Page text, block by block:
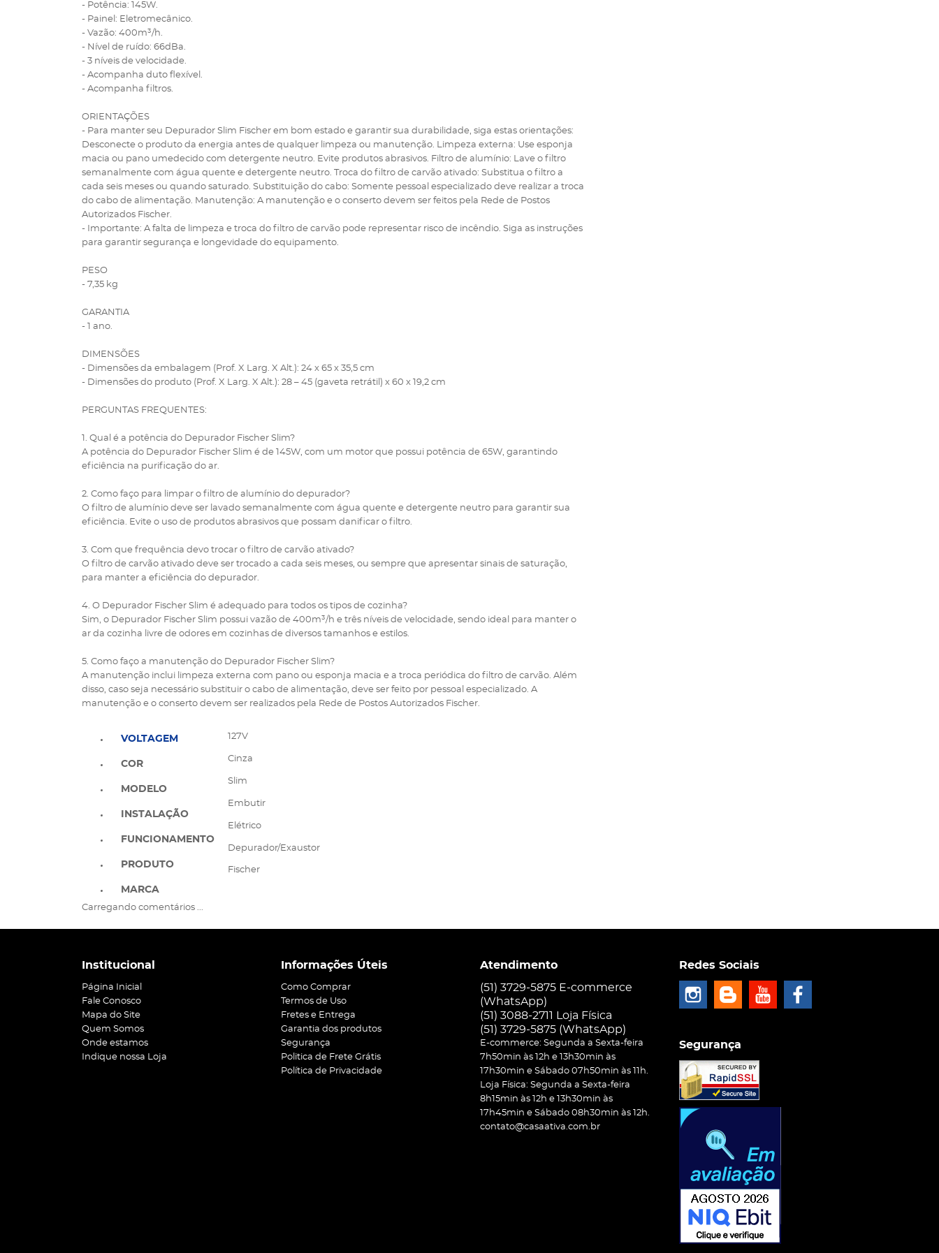
- Potência: 145W.
- Painel: Eletromecânico.
- Vazão: 400m³/h.
- Nível de ruído: 66dBa.
- 3 níveis de velocidade.
- Acompanha duto flexível.
- Acompanha filtros.
ORIENTAÇÕES
- Para manter seu Depurador Slim Fischer em bom estado e garantir sua durabilidade, siga estas orientações:
Desconecte o produto da energia antes de qualquer limpeza ou manutenção. Limpeza externa: Use esponja
macia ou pano umedecido com detergente neutro. Evite produtos abrasivos. Filtro de alumínio: Lave o filtro
semanalmente com água quente e detergente neutro. Troca do filtro de carvão ativado: Substitua o filtro a
cada seis meses ou quando saturado. Substituição do cabo: Somente pessoal especializado deve realizar a troca
do cabo de alimentação. Manutenção: A manutenção e o conserto devem ser feitos pela Rede de Postos
Autorizados Fischer.
- Importante: A falta de limpeza e troca do filtro de carvão pode representar risco de incêndio. Siga as instruções
para garantir segurança e longevidade do equipamento.
PESO
- 7,35 kg
GARANTIA
- 1 ano.
DIMENSÕES
- Dimensões da embalagem (Prof. X Larg. X Alt.): 24 x 65 x 35,5 cm
- Dimensões do produto (Prof. X Larg. X Alt.): 28 – 45 (gaveta retrátil) x 60 x 19,2 cm
PERGUNTAS FREQUENTES:
1. Qual é a potência do Depurador Fischer Slim?
A potência do Depurador Fischer Slim é de 145W, com um motor que possui potência de 65W, garantindo
eficiência na purificação do ar.
2. Como faço para limpar o filtro de alumínio do depurador?
O filtro de alumínio deve ser lavado semanalmente com água quente e detergente neutro para garantir sua
eficiência. Evite o uso de produtos abrasivos que possam danificar o filtro.
3. Com que frequência devo trocar o filtro de carvão ativado?
O filtro de carvão ativado deve ser trocado a cada seis meses, ou sempre que apresentar sinais de saturação,
para manter a eficiência do depurador.
4. O Depurador Fischer Slim é adequado para todos os tipos de cozinha?
Sim, o Depurador Fischer Slim possui vazão de 400m³/h e três níveis de velocidade, sendo ideal para manter o
ar da cozinha livre de odores em cozinhas de diversos tamanhos e estilos.
5. Como faço a manutenção do Depurador Fischer Slim?
A manutenção inclui limpeza externa com pano ou esponja macia e a troca periódica do filtro de carvão. Além
disso, caso seja necessário substituir o cabo de alimentação, deve ser feito por pessoal especializado. A
manutenção e o conserto devem ser realizados pela Rede de Postos Autorizados Fischer.
VOLTAGEM
COR
MODELO
INSTALAÇÃO
FUNCIONAMENTO
PRODUTO
MARCA
127V
Cinza
Slim
Embutir
Elétrico
Depurador/Exaustor
Fischer
Carregando comentários ...
Institucional
Página Inicial
Fale Conosco
Mapa do Site
Quem Somos
Onde estamos
Indique nossa Loja
Informações Úteis
Como Comprar
Termos de Uso
Fretes e Entrega
Garantia dos produtos
Segurança
Politica de Frete Grátis
Política de Privacidade
Atendimento
(51) 3729-5875 E-commerce
(WhatsApp)
(51) 3088-2711 Loja Física
(51) 3729-5875 (WhatsApp)
E-commerce: Segunda a Sexta-feira
7h50min às 12h e 13h30min às
17h30min e Sábado 07h50min às 11h.
Loja Física: Segunda a Sexta-feira
8h15min às 12h e 13h30min às
17h45min e Sábado 08h30min às 12h.
contato@casaativa.com.br
Redes Sociais
Segurança